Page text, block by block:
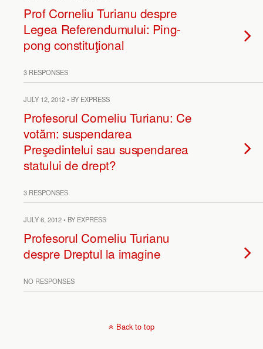
Prof Corneliu Turianu despre
Legea Referendumului: Ping-
pong constituţional
3 RESPONSES
JULY 12, 2012 • BY EXPRESS
Profesorul Corneliu Turianu: Ce
votăm: suspendarea
Preşedintelui sau suspendarea
statului de drept?
3 RESPONSES
JULY 6, 2012 • BY EXPRESS
Profesorul Corneliu Turianu
despre Dreptul la imagine
NO RESPONSES
Back to top